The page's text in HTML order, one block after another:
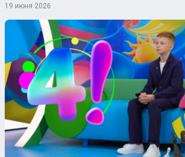
19 июня 2026